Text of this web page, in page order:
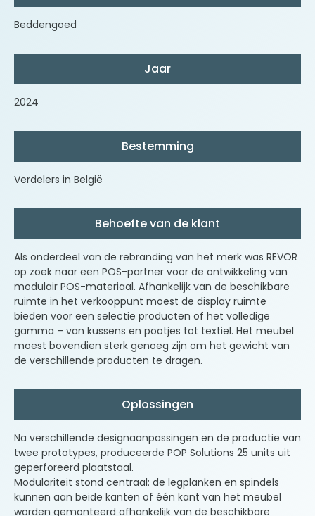
Beddengoed
Jaar
2024
Bestemming
Verdelers in België
Behoefte van de klant
Als onderdeel van de rebranding van het merk was REVOR
op zoek naar een POS-partner voor de ontwikkeling van
modulair POS-materiaal. Afhankelijk van de beschikbare
ruimte in het verkooppunt moest de display ruimte
bieden voor een selectie producten of het volledige
gamma – van kussens en pootjes tot textiel. Het meubel
moest bovendien sterk genoeg zijn om het gewicht van
de verschillende producten te dragen.
Oplossingen
Na verschillende designaanpassingen en de productie van
twee prototypes, produceerde POP Solutions 25 units uit
geperforeerd plaatstaal.
Modulariteit stond centraal: de legplanken en spindels
kunnen aan beide kanten of één kant van het meubel
worden gemonteerd afhankelijk van de beschikbare